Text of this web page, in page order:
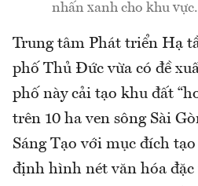
nhấn xanh cho khu
Trung tâm Phát triển Hạ
phố Thủ Đức vừa có đề
phố này cải tạo khu đất
trên 10 ha ven sông Sài
Sáng Tạo với mục đích tạo
định hình nét văn hóa